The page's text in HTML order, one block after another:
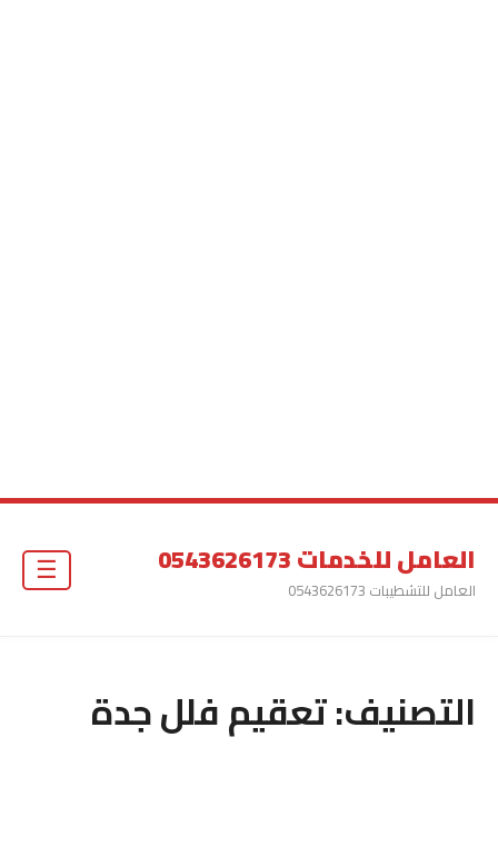
العامل للخدمات 0543626173
العامل للتشطيبات 0543626173
التصنيف:تعقيم فلل جدة